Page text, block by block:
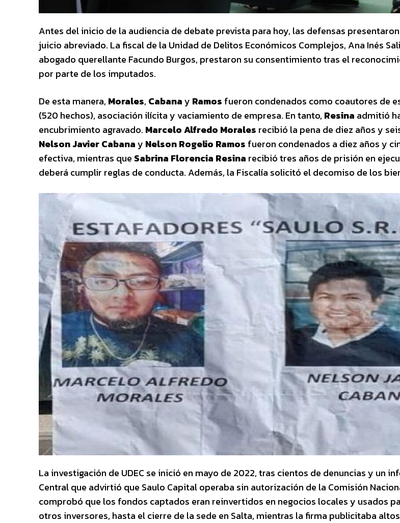
Antes del inicio de la audiencia de debate prevista para hoy, las defensas
juicio abreviado. La fiscal de la Unidad de Delitos Económicos Complejos, Ana Inés
abogado querellante Facundo Burgos, prestaron su consentimiento tras el
por parte de los imputados.
De esta manera, Morales, Cabanay Ramos fueron condenados como coautores de
(520 hechos), asociación ilícita y vaciamiento de empresa. En tanto, Resina admitió
encubrimiento agravado. Marcelo Alfredo Morales recibió la pena de diez años y
Nelson Javier Cabanay Nelson Rogelio Ramos fueron condenados a diez años y
efectiva, mientras que Sabrina Florencia Resina recibió tres años de prisión en
deberá cumplir reglas de conducta. Además, la Fiscalía solicitó el decomiso de los
La investigación de UDEC se inició en mayo de 2022, tras cientos de denuncias y un
Central que advirtió que Saulo Capital operaba sin autorización de la Comisión
comprobó que los fondos captados eran reinvertidos en negocios locales y usados
otros inversores, hasta el cierre de la sede en Salta, mientras la firma publicitaba